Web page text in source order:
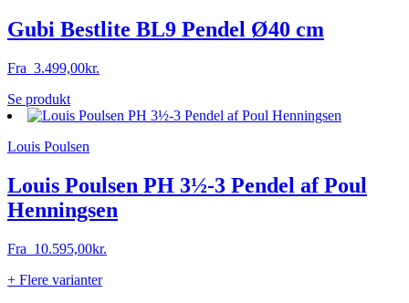
Gubi Bestlite BL9 Pendel Ø40 cm
Fra 3.499,00kr.
Se produktDette
vare
flere
Mulighederne
kan
vælges
varesiden
Louis Poulsen
Louis Poulsen PH 3½-3 Pendel af Poul
Henningsen
Fra 10.595,00kr.
+ Flere varianter